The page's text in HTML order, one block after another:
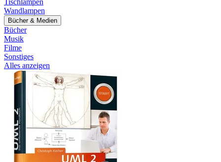
Tischlampen
Wandlampen
Bücher & Medien
Bücher
Musik
Filme
Sonstiges
Alles anzeigen